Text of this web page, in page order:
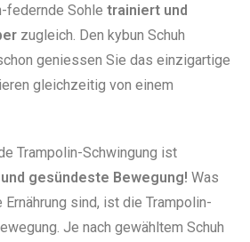
federnde Sohle trainiert und
zugleich. Den kybun Schuh
geniessen Sie das einzigartige
gleichzeitig von einem
Trampolin-Schwingung ist
gesündeste Bewegung! Was
sind, ist die Trampolin-
Je nach gewähltem Schuh